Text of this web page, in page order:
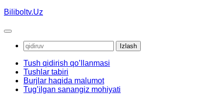
Skip
content
Biliboltv.Uz
Qidirshish:
Tush qidirish qo’llanmasi
Tushlar tabiri
Burjlar haqida malumot
Tug’ilgan sanangiz mohiyati